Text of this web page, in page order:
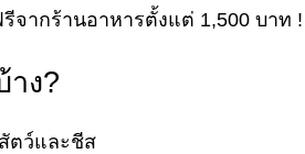
จากร้านอาหารตั้งแต่ 1,500 บาท !
ง?
ตว์และชีส